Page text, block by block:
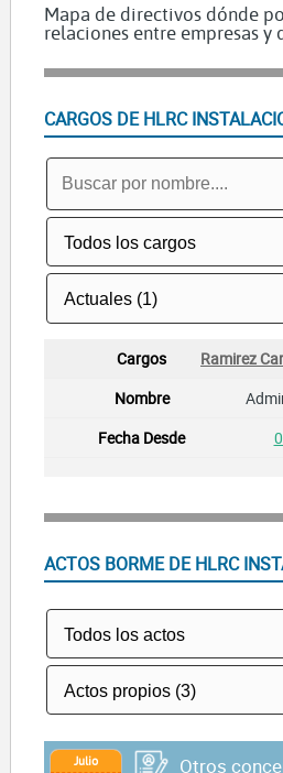
Mapa de directivos dónde
relaciones entre empresas y
CARGOS DE HLRC
Ramirez
ACTOS BORME DE HLRC
Julio Otros